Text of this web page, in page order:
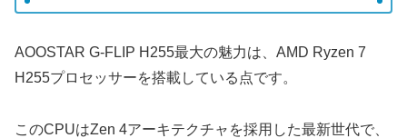
AOOSTAR G-FLIP H255最大の魅力は、AMD Ryzen 7
H255プロセッサーを搭載している点です。
このCPUはZen 4アーキテクチャを採用した最新世代で、